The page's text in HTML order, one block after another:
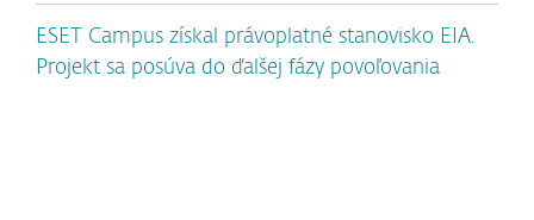
ESET Campus získal právoplatné stanovisko EIA.
Projekt sa posúva do ďalšej fázy povoľovania